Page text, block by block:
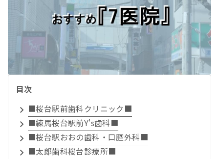
目次
■桜台駅前歯科クリニック■
■練馬桜台駅前Y's歯科■
■桜台駅おおの歯科・口腔外科■
■太郎歯科桜台診療所■